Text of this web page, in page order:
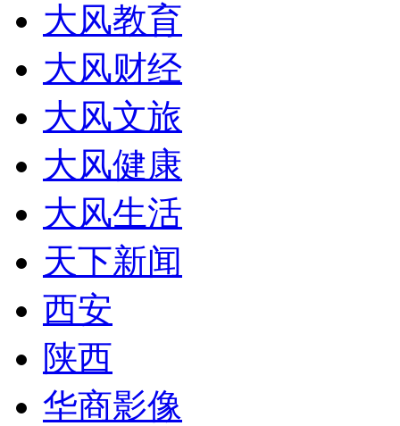
大风教育
大风财经
大风文旅
大风健康
大风生活
天下新闻
西安
陕西
华商影像